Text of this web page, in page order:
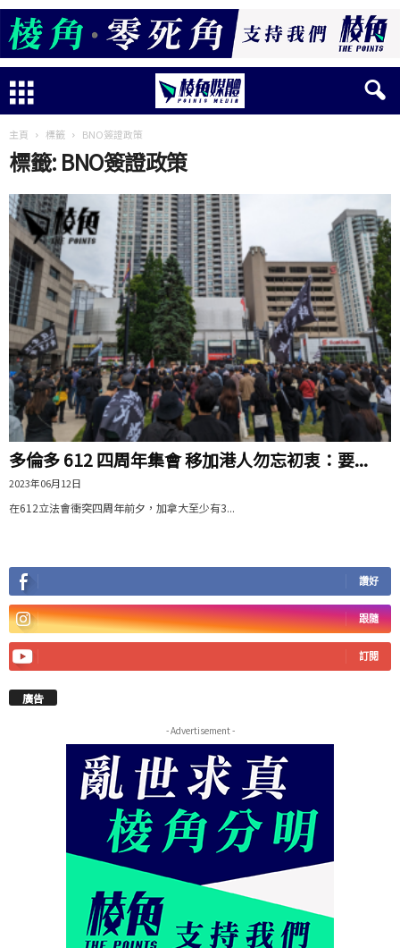
主頁 標籤 BNO簽證政策
標籤: BNO簽證政策
多倫多 612 四周年集會 移加港人勿忘初衷：要...
2023年06月12日
在612立法會衝突四周年前夕，加拿大至少有3...
讚好
跟隨
訂閱
廣告
- Advertisement -